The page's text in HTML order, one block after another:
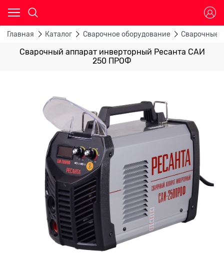
Главная Каталог Сварочное оборудование Сварочные
Сварочный аппарат инверторный Ресанта САИ
250 ПРОФ